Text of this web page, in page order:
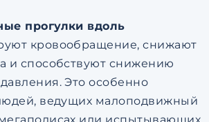
прогулки вдоль
кровообращение, снижают
и способствуют снижению
Это особенно
ведущих малоподвижный